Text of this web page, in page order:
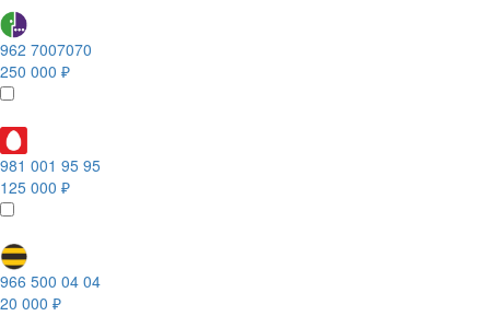
962 7007070
250 000 ₽
981 001 95 95
125 000 ₽
966 500 04 04
20 000 ₽